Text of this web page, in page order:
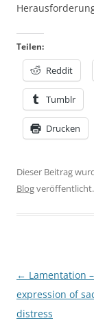
Teilen:
Reddit
Tumblr
Drucken
Dieser Beitrag
Blogveröffentlicht.
← Lamentation
expression of
distress